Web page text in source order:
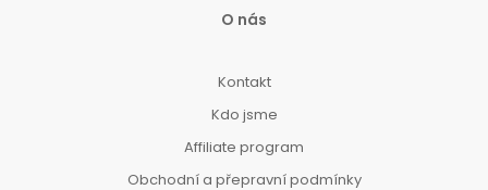
O nás
Kontakt
Kdo jsme
Affiliate program
Obchodní a přepravní podmínky